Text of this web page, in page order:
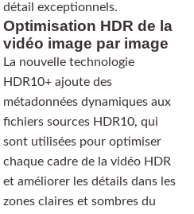
détail exceptionnels.
Optimisation HDR de la
vidéo image par image
La nouvelle technologie
HDR10+ ajoute des
métadonnées dynamiques aux
fichiers sources HDR10, qui
sont utilisées pour optimiser
chaque cadre de la vidéo HDR
et améliorer les détails dans les
zones claires et sombres du